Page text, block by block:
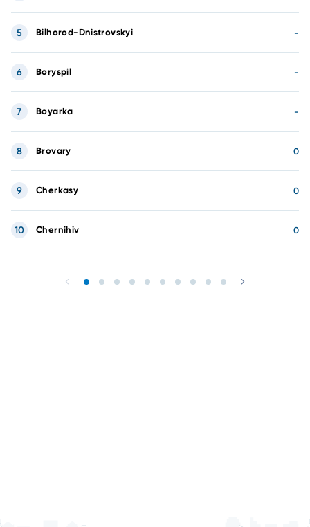
Bilhorod-Dnistrovskyi -
5
Boryspil -
6
Boyarka -
7
Brovary 0
8
Cherkasy 0
9
Chernihiv 0
10